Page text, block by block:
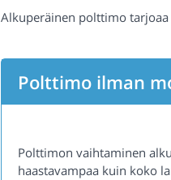
Alkuperäinen polttimo tarjoaa
Polttimo ilman
Polttimon vaihtaminen
haastavampaa kuin koko